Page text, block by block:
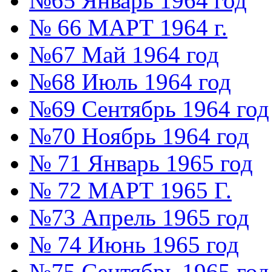
№ 66 МАРТ 1964 г.
№67 Май 1964 год
№68 Июль 1964 год
№69 Сентябрь 1964 год
№70 Ноябрь 1964 год
№ 71 Январь 1965 год
№ 72 МАРТ 1965 Г.
№73 Апрель 1965 год
№ 74 Июнь 1965 год